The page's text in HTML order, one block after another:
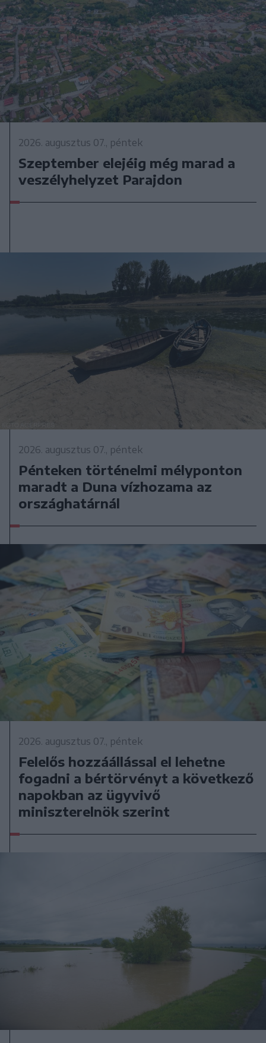
2026. augusztus 07., péntek
Szeptember elejéig még marad a
veszélyhelyzet Parajdon
2026. augusztus 07., péntek
Pénteken történelmi mélyponton
maradt a Duna vízhozama az
országhatárnál
2026. augusztus 07., péntek
Felelős hozzáállással el lehetne
fogadni a bértörvényt a következő
napokban az ügyvivő
miniszterelnök szerint